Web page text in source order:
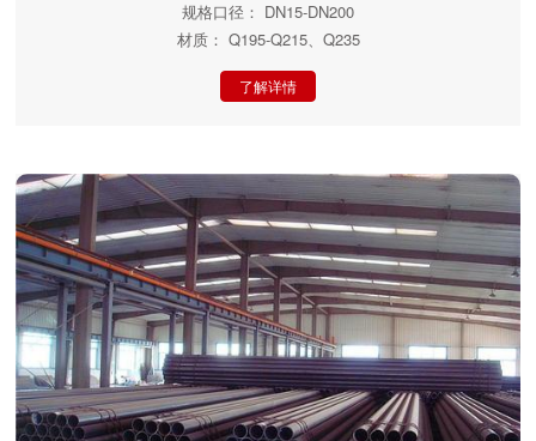
规格口径： DN15-DN200
材质： Q195-Q215、Q235
了解详情